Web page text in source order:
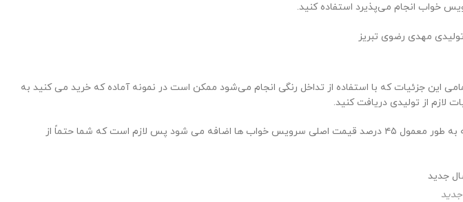
خواب انجام می‌پذیرد استفاده کنید.
جزئیات که با استفاده از تداخل رنگی انجام می‌شود ممکن است در نمونه آماده که خرید می کنید به
لازم از تولیدی دریافت کنید.
قیمت سرویس خواب سلطنتی به قیمت تولیدی بود و شما با خرید تولیدی باعث حذف واسطه ها می شود که به طور معمول ۴۵ درصد قیمت اصلی سرویس خواب ها اضافه می شود پس لازم است که شما حتماً از